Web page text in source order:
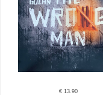
€ 13.90